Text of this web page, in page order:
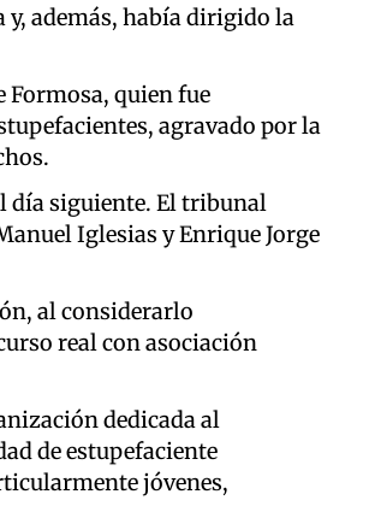
y, además, había dirigido la
Formosa, quien fue
agravado por la
día siguiente. El tribunal
Iglesias y Enrique Jorge
al considerarlo
real con asociación
dedicada al
de estupefaciente
jóvenes,